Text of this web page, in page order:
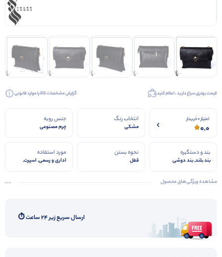
کیف عروس کفش عروس کفش مجلسی
قیمت بهتری سراغ دارید ، اعلام کنید گزارش مشخصات کالا یا موارد قانونی
امتیاز 0 خریدار
0.0
انتخاب رنگ
مشکی
جنس رویه
چرم مصنوعی
بند و دستگیره
بند بلند, بند دوشی
نحوه بستن
قفل
مورد استفاده
اداری و رسمی, اسپرت,
مشاهده ویژگی‌های محصول
ارسال سریع زیر ۲۴ ساعت ⏱️